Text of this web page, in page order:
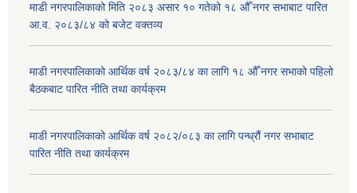
माडी नगरपालिकाको मिति २०८३ असार १० गतेको १८ औँ नगर सभाबाट पारित
आ.व. २०८३/८४ को बजेट वक्तव्य
माडी नगरपालिकाको आर्थिक वर्ष २०८३/८४ का लागि १८ औँ नगर सभाको पहिलो
बैठकबाट पारित नीति तथा कार्यक्रम
माडी नगरपालिकाको आर्थिक वर्ष २०८२/०८३ का लागि पन्ध्रौं नगर सभाबाट
पारित नीति तथा कार्यक्रम